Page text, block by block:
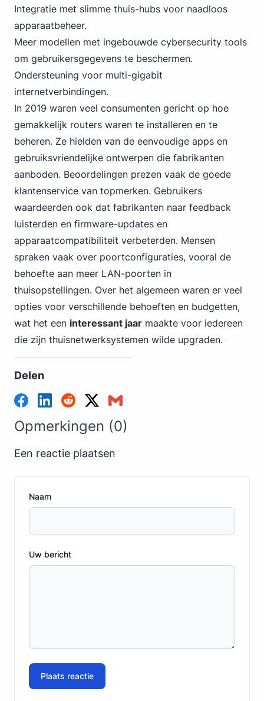
Integratie met slimme thuis-hubs voor naadloos
apparaatbeheer.
Meer modellen met ingebouwde cybersecurity tools
om gebruikersgegevens te beschermen.
Ondersteuning voor multi-gigabit
internetverbindingen.
In 2019 waren veel consumenten gericht op hoe
gemakkelijk routers waren te installeren en te
beheren. Ze hielden van de eenvoudige apps en
gebruiksvriendelijke ontwerpen die fabrikanten
aanboden. Beoordelingen prezen vaak de goede
klantenservice van topmerken. Gebruikers
waardeerden ook dat fabrikanten naar feedback
luisterden en firmware-updates en
apparaatcompatibiliteit verbeterden. Mensen
spraken vaak over poortconfiguraties, vooral de
behoefte aan meer LAN-poorten in
thuisopstellingen. Over het algemeen waren er veel
opties voor verschillende behoeften en budgetten,
wat het een interessant jaar maakte voor iedereen
die zijn thuisnetwerksystemen wilde upgraden.
Delen
Opmerkingen (0)
Een reactie plaatsen
Naam
Uw bericht
Plaats reactie